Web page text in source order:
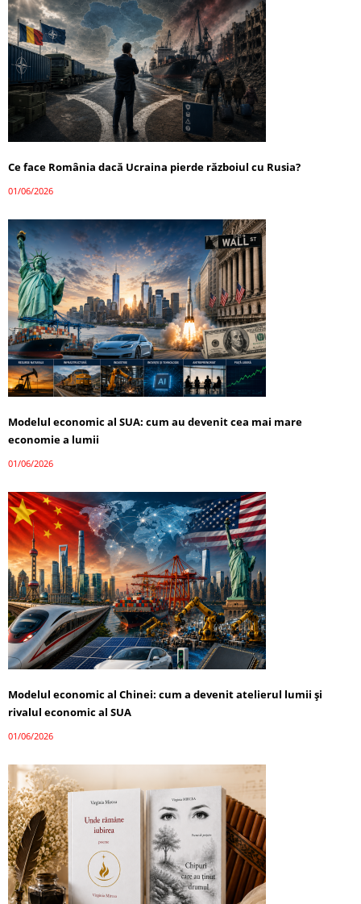
Ce face România dacă Ucraina pierde războiul cu Rusia?
01/06/2026
Modelul economic al SUA: cum au devenit cea mai mare
economie a lumii
01/06/2026
Modelul economic al Chinei: cum a devenit atelierul lumii și
rivalul economic al SUA
01/06/2026